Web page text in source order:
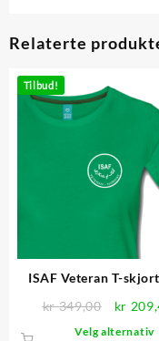
Relaterte
Tilbud!
ISAF Veteran T-
kr349,00 kr
Velg alternativ